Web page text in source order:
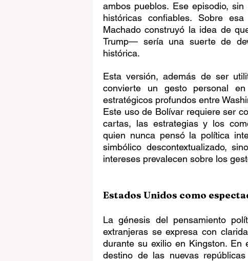
ambos pueblos. Ese episodio,
históricas confiables. Sobre
Machado construyó la idea de
Trump— sería una suerte de
histórica.
Esta versión, además de ser
convierte un gesto personal en
estratégicos profundos entre
Este uso de Bolívar requiere ser
cartas, las estrategias y los
quien nunca pensó la política
simbólico descontextualizado,
intereses prevalecen sobre los
Estados Unidos como
La génesis del pensamiento
extranjeras se expresa con
durante su exilio en Kingston. En
destino de las nuevas